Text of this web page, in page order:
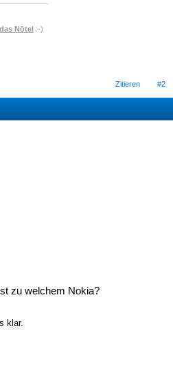
Nötel :-)
Zitieren #2
zu welchem Nokia?
klar.